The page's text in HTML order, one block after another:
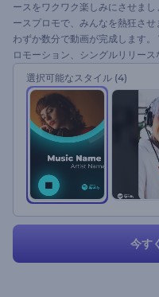
ースをワクワク楽しみにさせま
ースプロモで、みんなを熱狂させ
わずか数分で動画が完成します
ロモーション、シングルリリー
音楽ビートのパワー高めましょ
選択可能なスタイル (4)
今す